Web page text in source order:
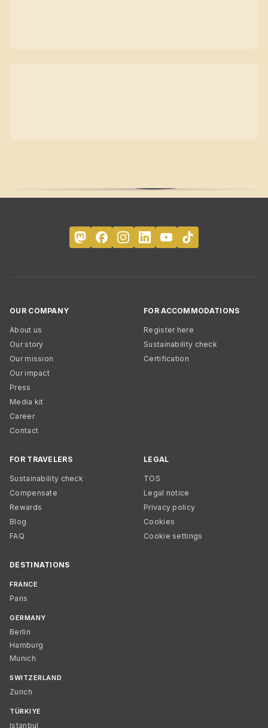
OUR COMPANY
About us
Our story
Our mission
Our impact
Press
Media kit
Career
Contact
FOR ACCOMMODATIONS
Register here
Sustainability check
Certification
FOR TRAVELERS
Sustainability check
Compensate
Rewards
Blog
FAQ
LEGAL
TOS
Legal notice
Privacy policy
Cookies
Cookie settings
DESTINATIONS
FRANCE
Paris
GERMANY
Berlin
Hamburg
Munich
SWITZERLAND
Zurich
TÜRKIYE
Istanbul